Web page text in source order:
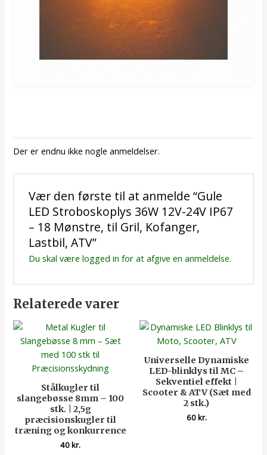
Der er endnu ikke nogle anmeldelser.
Vær den første til at anmelde “Gule
LED Stroboskoplys 36W 12V-24V IP67
– 18 Mønstre, til Gril, Kofanger,
Lastbil, ATV”
Du skal være logged in for at afgive en anmeldelse.
Relaterede varer
Stålkugler til
slangebøsse 8mm – 100
stk. | 2,5g
præcisionskugler til
træning og konkurrence
40kr.
Universelle Dynamiske
LED-blinklys til MC –
Sekventiel effekt |
Scooter & ATV (Sæt med
2 stk.)
60kr.